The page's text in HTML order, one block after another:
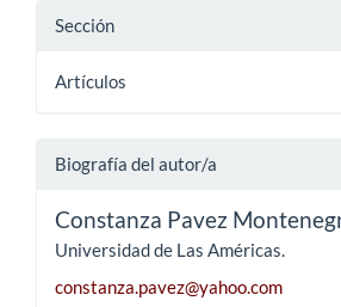
Sección
Artículos
Biografía del autor/a
Constanza Pavez
Universidad de Las Américas.
constanza.pavez@yahoo.com